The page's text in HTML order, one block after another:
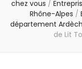
chez vous /
Rhône-Alpes /
département
de Lit